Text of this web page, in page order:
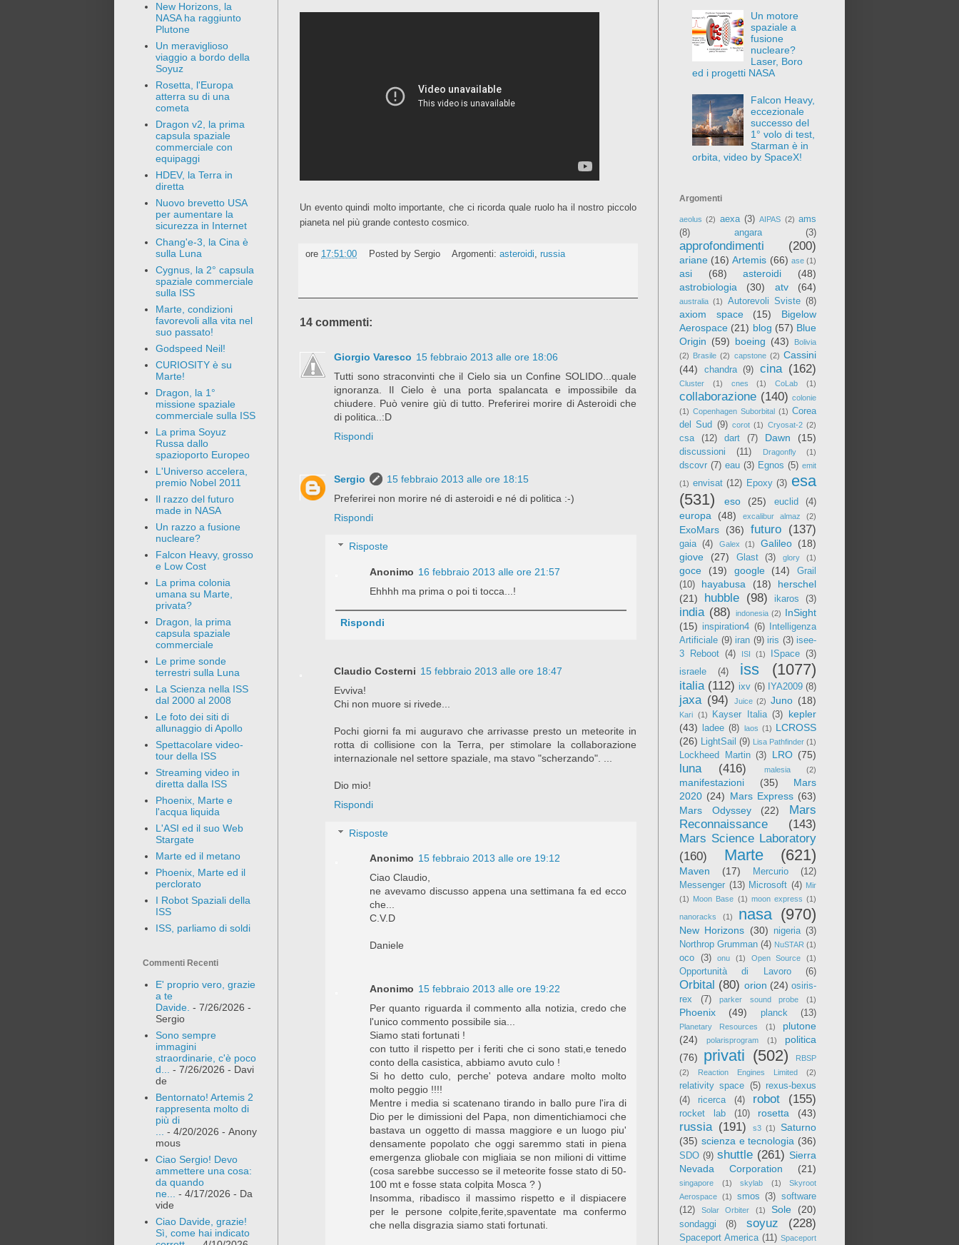
Un evento quindi molto importante, che ci ricorda quale ruolo ha il nostro piccolo
pianeta nel più grande contesto cosmico.
ore 17:51:00 Posted by Sergio Argomenti:asteroidi ,russia
14 commenti:
Giorgio Varesco 15 febbraio 2013 alle ore 18:06
Tutti sono straconvinti che il Cielo sia un Confine SOLIDO...quale
ignoranza. Il Cielo è una porta spalancata e impossibile da
chiudere. Può venire giù di tutto. Preferirei morire di Asteroidi che
di politica..:D
Rispondi
Sergio
15 febbraio 2013 alle ore 18:15
Preferirei non morire né di asteroidi e né di politica :-)
Rispondi
Risposte
Anonimo 16 febbraio 2013 alle ore 21:57
Ehhhh ma prima o poi ti tocca...!
Rispondi
Claudio Costerni 15 febbraio 2013 alle ore 18:47
Evviva!
Chi non muore si rivede...
Pochi giorni fa mi auguravo che arrivasse presto un meteorite in
rotta di collisione con la Terra, per stimolare la collaborazione
internazionale nel settore spaziale, ma stavo "scherzando". ...
Dio mio!
Rispondi
Risposte
Anonimo 15 febbraio 2013 alle ore 19:12
Ciao Claudio,
ne avevamo discusso appena una settimana fa ed ecco
che...
C.V.D
Daniele
Anonimo 15 febbraio 2013 alle ore 19:22
Per quanto riguarda il commento alla notizia, credo che
l'unico commento possibile sia...
Siamo stati fortunati !
con tutto il rispetto per i feriti che ci sono stati,e tenedo
conto della casistica, abbiamo avuto culo !
Si ho detto culo, perche' poteva andare molto molto
molto peggio !!!!
Mentre i media si scatenano tirando in ballo pure l'ira di
Dio per le dimissioni del Papa, non dimentichiamoci che
bastava un oggetto di massa maggiore e un luogo piu'
densamente popolato che oggi saremmo stati in piena
emergenza gliobale con migliaia se non milioni di vittime
(cosa sarebbe successo se il meteorite fosse stato di 50-
100 mt e fosse stata colpita Mosca ? )
Insomma, ribadisco il massimo rispetto e il dispiacere
per le persone colpite,ferite,spaventate ma confermo
che nella disgrazia siamo stati fortunati.
New Horizons, la
NASA ha raggiunto
Plutone
Un meraviglioso
viaggio a bordo della
Soyuz
Rosetta, l'Europa
atterra su di una
cometa
Dragon v2, la prima
capsula spaziale
commerciale con
equipaggi
HDEV, la Terra in
diretta
Nuovo brevetto USA
per aumentare la
sicurezza in Internet
Chang'e-3, la Cina è
sulla Luna
Cygnus, la 2° capsula
spaziale commerciale
sulla ISS
Marte, condizioni
favorevoli alla vita nel
suo passato!
Godspeed Neil!
CURIOSITY è su
Marte!
Dragon, la 1°
missione spaziale
commerciale sulla ISS
La prima Soyuz
Russa dallo
spazioporto Europeo
L'Universo accelera,
premio Nobel 2011
Il razzo del futuro
made in NASA
Un razzo a fusione
nucleare?
Falcon Heavy, grosso
e Low Cost
La prima colonia
umana su Marte,
privata?
Dragon, la prima
capsula spaziale
commerciale
Le prime sonde
terrestri sulla Luna
La Scienza nella ISS
dal 2000 al 2008
Le foto dei siti di
allunaggio di Apollo
Spettacolare video-
tour della ISS
Streaming video in
diretta dalla ISS
Phoenix, Marte e
l'acqua liquida
L'ASI ed il suo Web
Stargate
Marte ed il metano
Phoenix, Marte ed il
perclorato
I Robot Spaziali della
ISS
ISS, parliamo di soldi
Commenti Recenti
E' proprio vero, grazie
a te
Davide. - 7/26/2026 -
Sergio
Sono sempre
immagini
straordinarie, c'è poco
d... - 7/26/2026 - Davi
de
Bentornato! Artemis 2
rappresenta molto di
più di
... - 4/20/2026 - Anony
mous
Ciao Sergio! Devo
ammettere una cosa:
da quando
ne... - 4/17/2026 - Da
vide
Ciao Davide, grazie!
Sì, come hai indicato
Un motore
spaziale a
fusione
nucleare?
Laser, Boro
ed i progetti NASA
Falcon Heavy,
eccezionale
successo del
1° volo di test,
Starman è in
orbita, video by SpaceX!
Argomenti
aeolus (2) aexa (3) AIPAS (2) ams
(8)
angara (3)
approfondimenti (200)
ariane (16) Artemis (66) ase (1)
asi (68) asteroidi
(48)
astrobiologia
(30) atv (64)
australia (1) Autorevoli Sviste (8)
axiom space (15)
Bigelow
Aerospace (21) blog (57) Blue
Origin (59) boeing (43)
Bolivia
(2) Brasile (2) capstone (2) Cassini
(44)
chandra (9) cina (162)
Cluster (1) cnes (1) CoLab (1)
collaborazione (140) colonie
(1) Copenhagen Suborbital (1) Corea
del Sud (9) corot (1) Cryosat-2 (2)
csa (12) dart (7) Dawn (15)
discussioni (11) Dragonfly (1)
dscovr (7) eau (3) Egnos (5) emit
(1) envisat (12) Epoxy (3) esa
(531)
eso (25) euclid (4)
europa (48) excalibur almaz (2)
ExoMars (36) futuro (137)
gaia (4) Galex (1) Galileo (18)
giove
(27) Glast (3) glory (1)
goce (19) google (14)
Grail
(10)
hayabusa (18)
herschel
(21)
hubble (98) ikaros (3)
india (88) indonesia (2) InSight
(15) inspiration4 (6)
Intelligenza
Artificiale (9) iran (9) iris (3) isee-
3 Reboot (4) ISI (1) ISpace (3)
israele
(4) iss (1077)
italia (112) ixv (6) IYA2009 (8)
jaxa (94) Juice (2) Juno (18)
Kari (1) Kayser Italia (3)
kepler
(43)
ladee (8) laos (1) LCROSS
(26) LightSail (9) Lisa Pathfinder (1)
Lockheed Martin (3) LRO (75)
luna (416) malesia (2)
manifestazioni (35)
Mars
2020 (24) Mars Express (63)
Mars Odyssey
(22)
Mars
Reconnaissance
(143)
Mars Science Laboratory
(160)
Marte (621)
Maven (17) Mercurio
(12)
Messenger (13) Microsoft (4) Mir
(1) Moon Base (1) moon express (1)
nanoracks (1) nasa (970)
New Horizons (30) nigeria (3)
Northrop Grumman (4) NuSTAR (1)
oco (3) onu (1) Open Source (1)
Opportunità di Lavoro (6)
Orbital (80) orion (24) osiris-
rex
(7) parker sound probe (1)
Phoenix (49) planck (13)
Planetary Resources (1)
plutone
(24)
polarisprogram (1)
politica
(76)
privati (502)
RBSP
(2)
Reaction Engines Limited (2)
relativity space (5) rexus-bexus
(4)
ricerca (4) robot (155)
rocket lab (10) rosetta (43)
russia (191) s3 (1)
Saturno
(35) scienza e tecnologia (36)
SDO (9) shuttle (261) Sierra
Nevada Corporation
(21)
singapore (1) skylab (1)
Skyroot
Aerospace (1) smos (3) software
(12)
Solar Orbiter (1) Sole (20)
sondaggi (8) soyuz (228)
Spaceport America (11) Spaceport